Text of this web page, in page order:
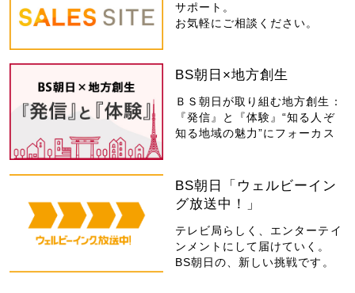
サポート。
お気軽にご相談ください。
BS朝日×地方創生
ＢＳ朝日が取り組む地方創生：
『発信』と『体験』“知る人ぞ
知る地域の魅力”にフォーカス
BS朝日「ウェルビーイン
グ放送中！」
テレビ局らしく、エンターテイ
ンメントにして届けていく。
BS朝日の、新しい挑戦です。